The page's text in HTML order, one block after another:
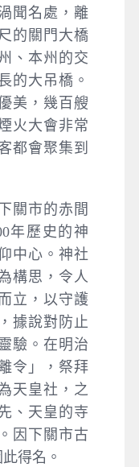
聞名處，離
的關門大橋
、本州的交
的大吊橋。
美，幾百艘
火大會非常
都會聚集到
關市的赤間
年歷史的神
中心。神社
構思，令人
立，以守護
據說對防止
驗。在明治
令」，祭拜
天皇社，之
、天皇的寺
因下關市古
得名。